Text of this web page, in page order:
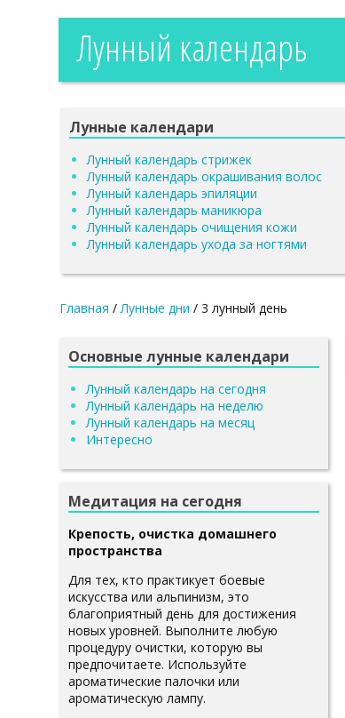
Лунный календарь
Лунные календари
Лунный календарь стрижек
Лунный календарь окрашивания волос
Лунный календарь эпиляции
Лунный календарь маникюра
Лунный календарь очищения кожи
Лунный календарь ухода за ногтями
Главная /Лунные дни /3 лунный день
Основные лунные календари
Лунный календарь на сегодня
Лунный календарь на неделю
Лунный календарь на месяц
Интересно
Медитация на сегодня
Крепость, очистка домашнего
пространства
Для тех, кто практикует боевые
искусства или альпинизм, это
благоприятный день для достижения
новых уровней. Выполните любую
процедуру очистки, которую вы
предпочитаете. Используйте
ароматические палочки или
ароматическую лампу.